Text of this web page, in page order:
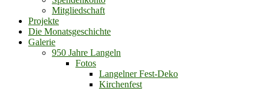
Mitgliedschaft
Projekte
Die Monatsgeschichte
Galerie
950 Jahre Langeln
Fotos
Langelner Fest-Deko
Kirchenfest